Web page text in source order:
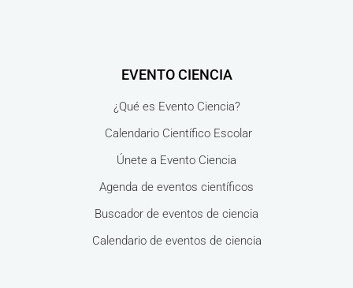
EVENTO CIENCIA
¿Qué es Evento Ciencia?
Calendario Científico Escolar
Únete a Evento Ciencia
Agenda de eventos científicos
Buscador de eventos de ciencia
Calendario de eventos de ciencia